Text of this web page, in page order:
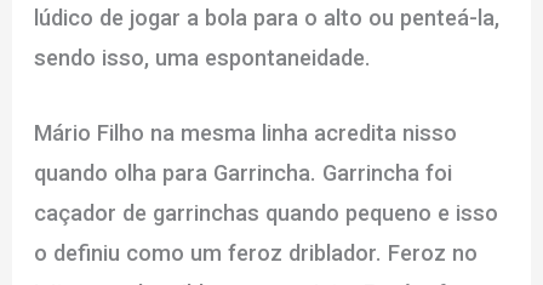
lúdico de jogar a bola para o alto ou penteá-la,
sendo isso, uma espontaneidade.
Mário Filho na mesma linha acredita nisso
quando olha para Garrincha. Garrincha foi
caçador de garrinchas quando pequeno e isso
o definiu como um feroz driblador. Feroz no